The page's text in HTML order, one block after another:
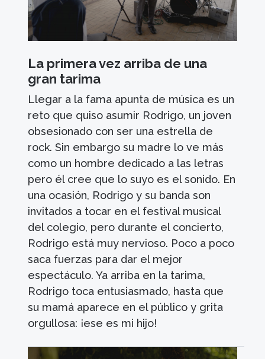
La primera vez arriba de una
gran tarima
Llegar a la fama apunta de música es un
reto que quiso asumir Rodrigo, un joven
obsesionado con ser una estrella de
rock. Sin embargo su madre lo ve más
como un hombre dedicado a las letras
pero él cree que lo suyo es el sonido. En
una ocasión, Rodrigo y su banda son
invitados a tocar en el festival musical
del colegio, pero durante el concierto,
Rodrigo está muy nervioso. Poco a poco
saca fuerzas para dar el mejor
espectáculo. Ya arriba en la tarima,
Rodrigo toca entusiasmado, hasta que
su mamá aparece en el público y grita
orgullosa: ¡ese es mi hijo!